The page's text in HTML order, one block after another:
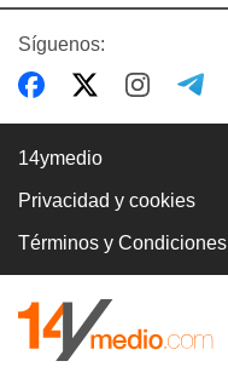
Síguenos:
14ymedio
Privacidad y cookies
Términos y Condiciones